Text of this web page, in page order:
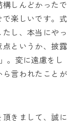
しんどかったで
楽しいです。式
し、本当にやっ
というか、披露
。変に遠慮をし
言われたことが
きまして、誠に